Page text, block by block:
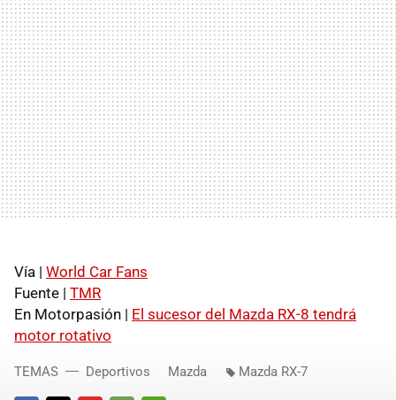
Vía | World Car Fans
Fuente | TMR
En Motorpasión | El sucesor del Mazda RX-8 tendrá
motor rotativo
TEMAS Deportivos Mazda Mazda RX-7